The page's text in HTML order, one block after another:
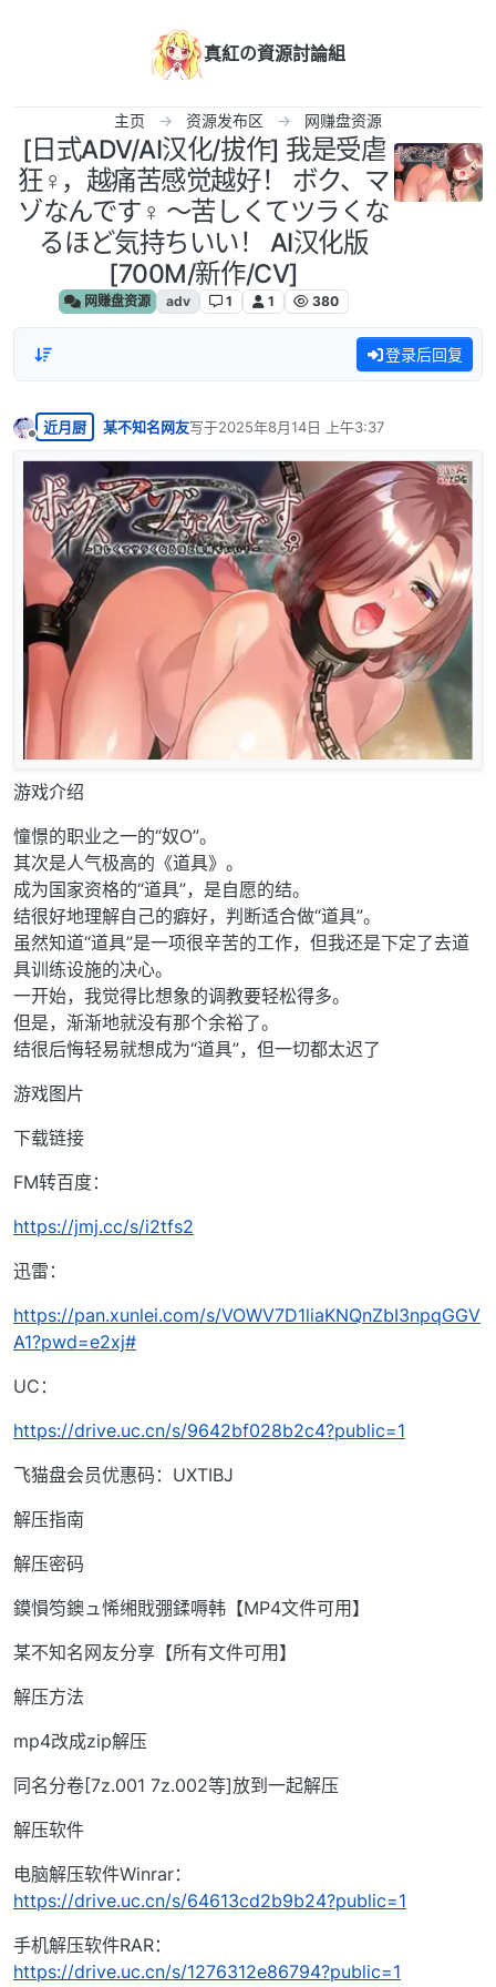
真紅の資源討論組
主页 资源发布区 网赚盘资源
[日式ADV/AI汉化/拔作] 我是受虐
狂♀，越痛苦感觉越好！ ボク、マ
ゾなんです♀ ～苦しくてツラくな
るほど気持ちいい！ AI汉化版
[700M/新作/CV]
网赚盘资源 adv 1 1 380
登录后回复
离线
近月厨 某不知名网友写于2025年8月14日 上午3:37
最后由 编辑
游戏介绍
憧憬的职业之一的“奴O”。
其次是人气极高的《道具》。
成为国家资格的“道具”，是自愿的结。
结很好地理解自己的癖好，判断适合做“道具”。
虽然知道“道具”是一项很辛苦的工作，但我还是下定了去道
具训练设施的决心。
一开始，我觉得比想象的调教要轻松得多。
但是，渐渐地就没有那个余裕了。
结很后悔轻易就想成为“道具”，但一切都太迟了
游戏图片
下载链接
FM转百度：
https://jmj.cc/s/i2tfs2
迅雷：
https://pan.xunlei.com/s/VOWV7D1liaKNQnZbI3npqGGV
A1?pwd=e2xj#
UC：
https://drive.uc.cn/s/9642bf028b2c4?public=1
飞猫盘会员优惠码：UXTIBJ
解压指南
解压密码
鏌愪笉鐭ュ悕缃戝弸鍒嗕韩【MP4文件可用】
某不知名网友分享【所有文件可用】
解压方法
mp4改成zip解压
同名分卷[7z.001 7z.002等]放到一起解压
解压软件
电脑解压软件Winrar：
https://drive.uc.cn/s/64613cd2b9b24?public=1
手机解压软件RAR：
https://drive.uc.cn/s/1276312e86794?public=1